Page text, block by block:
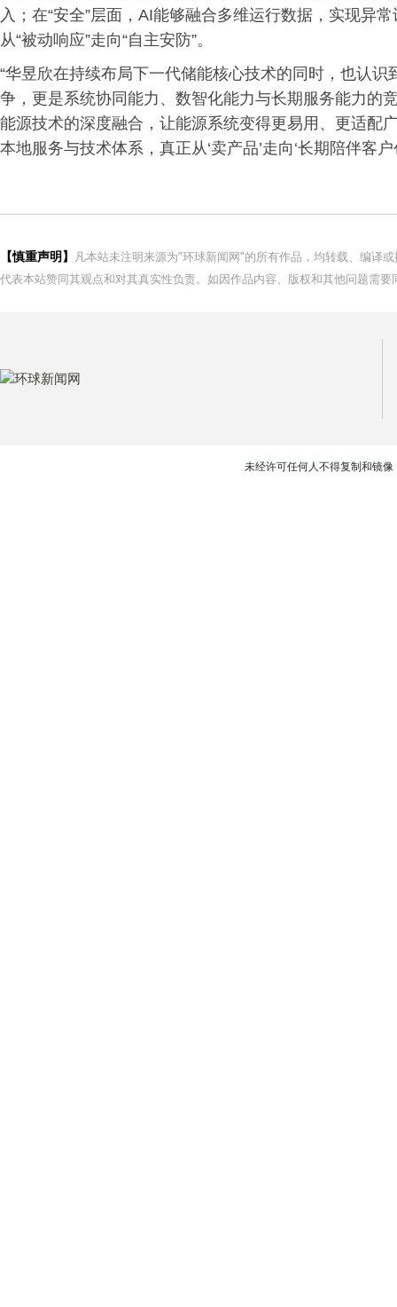
入；在“安全”层面，AI能够融合多维运行数据，实现异
从“被动响应”走向“自主安防”。
“华昱欣在持续布局下一代储能核心技术的同时，也认
争，更是系统协同能力、数智化能力与长期服务能力的
能源技术的深度融合，让能源系统变得更易用、更适配
本地服务与技术体系，真正从‘卖产品’走向‘长期陪伴客户
【慎重声明】
凡本站未注明来源为"环球新闻网"的所有作品，均转载、编译
代表本站赞同其观点和对其真实性负责。如因作品内容、版权和其他问题需
未经许可任何人不得复制和镜